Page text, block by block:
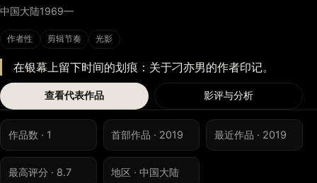
中国大陆1969—
作者性 剪辑节奏 光影
在银幕上留下时间的划痕：关于刁亦男的作者印记。
查看代表作品 影评与分析
作品数 · 1 首部作品 · 2019 最近作品 · 2019
最高评分 · 8.7 地区 · 中国大陆